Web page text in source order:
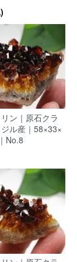
ン｜原石クラ
ル産｜58×33×
No.8